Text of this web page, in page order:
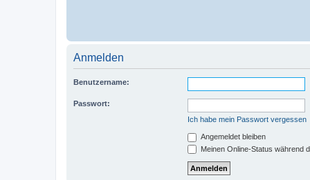
Anmelden
Benutzername:
Passwort:
Ich habe mein Passwort vergessen
Angemeldet bleiben
Meinen Online-Status während